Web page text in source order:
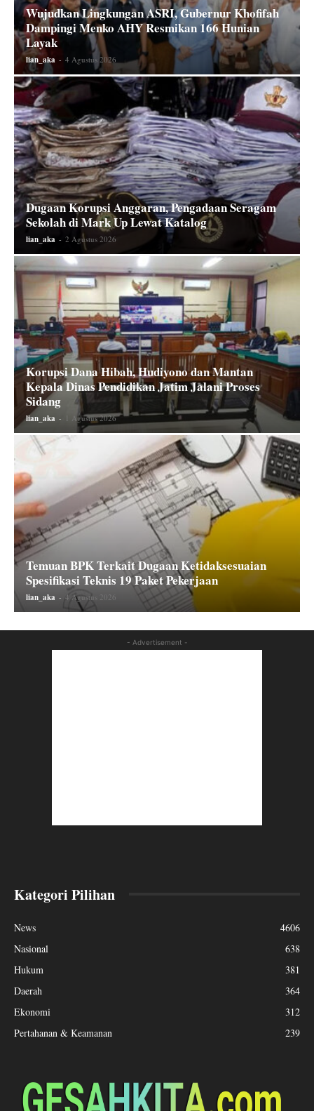
Wujudkan Lingkungan ASRI, Gubernur Khofifah
Dampingi Menko AHY Resmikan 166 Hunian
Layak
lian_aka - 4 Agustus 2026
Dugaan Korupsi Anggaran, Pengadaan Seragam
Sekolah di Mark Up Lewat Katalog
lian_aka - 2 Agustus 2026
Korupsi Dana Hibah, Hudiyono dan Mantan
Kepala Dinas Pendidikan Jatim Jalani Proses
Sidang
lian_aka - 1 Agustus 2026
Temuan BPK Terkait Dugaan Ketidaksesuaian
Spesifikasi Teknis 19 Paket Pekerjaan
lian_aka - 4 Agustus 2026
- Advertisement -
Kategori Pilihan
News
4606
Nasional
638
Hukum
381
Daerah
364
Ekonomi
312
Pertahanan & Keamanan
239